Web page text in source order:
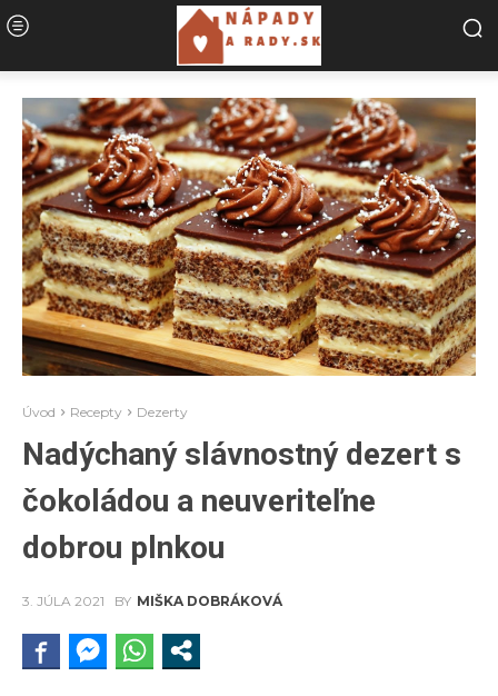
Úvod Recepty Dezerty
Nadýchaný slávnostný dezert s
čokoládou a neuveriteľne
dobrou plnkou
3. JÚLA 2021 BY MIŠKA DOBRÁKOVÁ